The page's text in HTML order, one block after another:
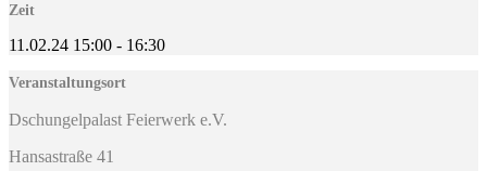
Zeit
11.02.24 15:00 - 16:30
Veranstaltungsort
Dschungelpalast Feierwerk e.V.
Hansastraße 41